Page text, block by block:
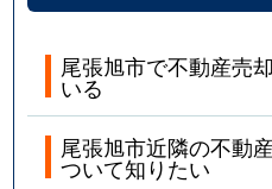
尾張旭市で不動産売
いる
尾張旭市近隣の不動
ついて知りたい